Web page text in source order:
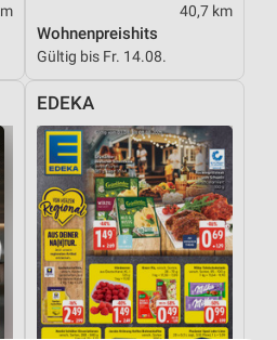
40,7 km
Wohnenpreishits
Gültig bis Fr. 14.08.
EDEKA